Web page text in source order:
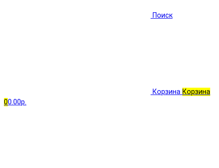
Поиск
Корзина Корзина
00.00р.